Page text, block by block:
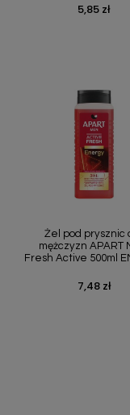
Cena
5,85 zł
Żel pod prysznic
mężczyzn APART
Fresh Active 500ml
Cena
7,48 zł